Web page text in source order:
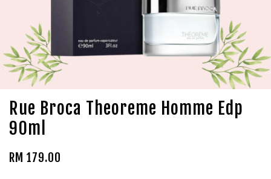
Rue Broca Theoreme Homme Edp
90ml
RM 179.00